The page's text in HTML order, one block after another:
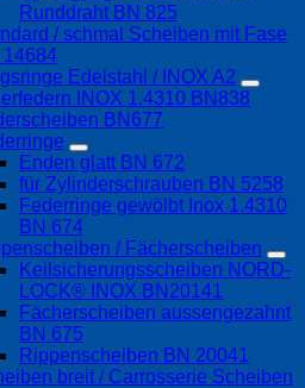
Runddraht BN 825
/ schmal Scheiben mit Fase
14684
Edelstahl / INOX A2
INOX 1.4310 BN838
BN677
Enden glatt BN 672
für Zylinderschrauben BN 5258
Federringe gewölbt Inox 1.4310
BN 674
/ Fächerscheiben
Keilsicherungsscheiben NORD-
LOCK® INOX BN20141
Fächerscheiben aussengezahnt
BN 675
Rippenscheiben BN 20041
breit / Carrosserie Scheiben